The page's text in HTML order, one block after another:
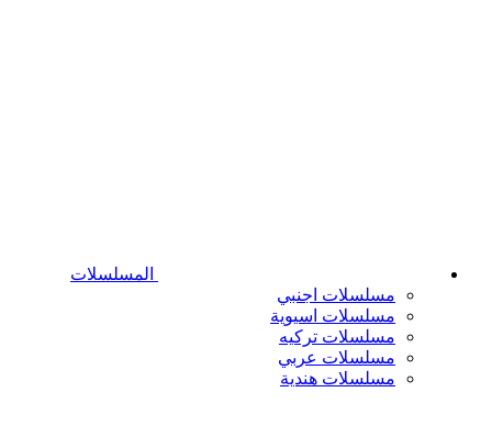
المسلسلات
مسلسلات اجنبي
مسلسلات اسيوية
مسلسلات تركيه
مسلسلات عربي
مسلسلات هندية